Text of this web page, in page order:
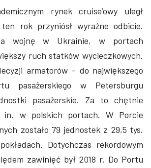
rynek cruise’owy uległ
ten rok przyniósł wyraźne odbicie.
wojnę w Ukrainie, w portach
ruch statków wycieczkowych.
armatorów – do największego
pasażerskiego w Petersburgu
pasażerskie. Za to chętnie
in. w polskich portach. W Porcie
zostało 79 jednostek z 29,5 tys.
Dotychczas rekordowym
zawinięć był 2018 r. Do Portu